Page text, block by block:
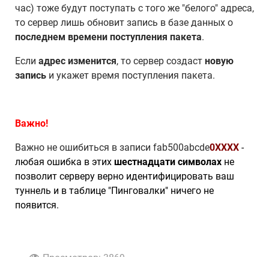
час) тоже будут поступать с того же "белого" адреса,
то сервер лишь обновит запись в базе данных о
последнем времени поступления пакета.
Если адрес изменится, то сервер создаст новую
запись и укажет время поступления пакета.
Важно!
Важно не ошибиться в записи fab500abcde0XXXX -
любая ошибка в этих шестнадцати символах не
позволит серверу верно идентифицировать ваш
туннель и в таблице "Пинговалки" ничего не
появится.